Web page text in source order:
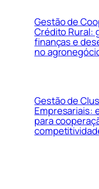
Gestão de
Crédito Rural:
finanças e
no
Gestão de
Empresariais:
para